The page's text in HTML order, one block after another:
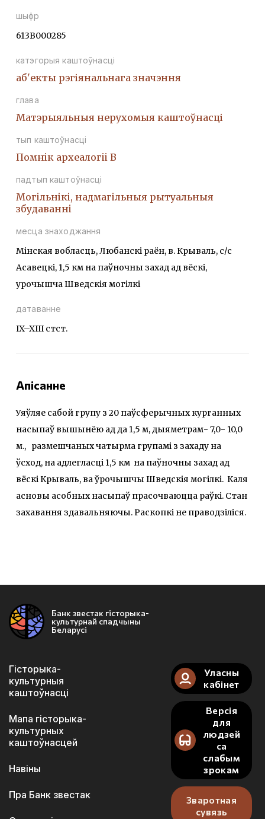
шыфр
613В000285
катэгорыя каштоўнасці
аб'екты рэгіянальнага значэння
глава
Матэрыяльныя нерухомыя каштоўнасці
тып каштоўнасці
Помнiк археалогii В
падтып каштоўнасці
Могiльнiкi, надмагiльныя рытуальныя
збудаваннi
месца знаходжання
Мінская вобласць, Любанскі раён, в. Крываль, с/с
Асавецкі, 1,5 км на паўночны захад ад вёскі,
урочышча Шведскія могілкі
датаванне
IX–XIII стст.
Апісанне
Уяўляе сабой групу з 20 паўсферычных курганных
насыпаў вышынёю ад да 1,5 м, дыяметрам- 7,0- 10,0
м., размешчаных чатырма групамі з захаду на
ўсход, на адлегласці 1,5 км на паўночны захад ад
вёскі Крываль, ва ўрочышчы Шведскія могілкі. Каля
асновы асобных насыпаў прасочваюцца раўкі. Стан
захавання здавальняючы. Раскопкі не праводзіліся.
Банк звестак гісторыка-
культурнай спадчыны
Беларусі
Гісторыка-
культурныя
каштоўнасці
Мапа гісторыка-
культурных
каштоўнасцей
Навіны
Пра Банк звестак
Уласны
кабінет
Версія
для
людзей
са
слабым
зрокам
Зваротная
сувязь